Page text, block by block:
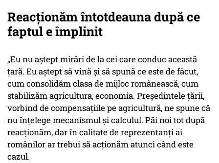
Reacționăm întotdeauna după ce
faptul e împlinit
„Eu nu aștept mirări de la cei care conduc această
țară. Eu aștept să vină și să spună ce este de făcut,
cum consolidăm clasa de mijloc românească, cum
stabilizăm agricultura, economia. Președintele țării,
vorbind de compensațiile pe agricultură, ne spune că
nu înțelege mecanismul și calculul. Păi noi tot după
reacționăm, dar în calitate de reprezentanți ai
românilor ar trebui să acționăm atunci când este
cazul.